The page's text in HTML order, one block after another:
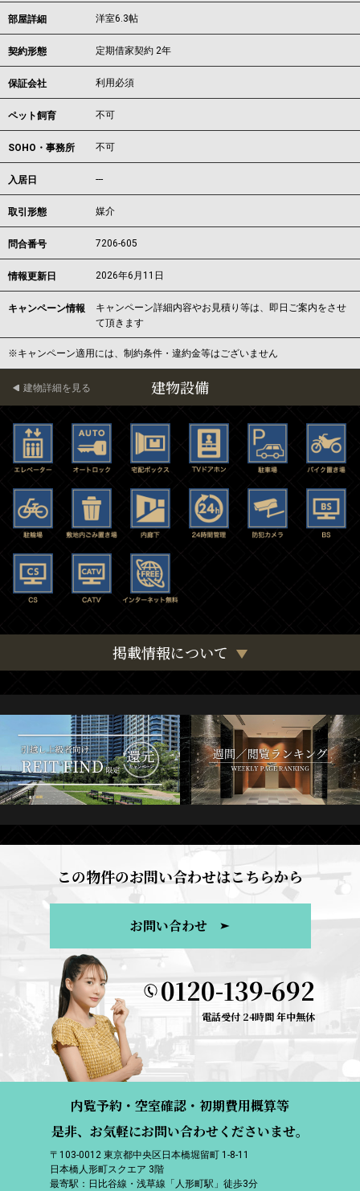
部屋詳細 洋室6.3帖
契約形態 定期借家契約 2年
保証会社 利用必須
ペット飼育 不可
SOHO・事務所 不可
入居日 ---
取引形態 媒介
問合番号 7206-605
情報更新日 2026年6月11日
キャンペーン情報
キャンペーン詳細内容やお見積り等は、即日ご案内をさせ
て頂きます
※キャンペーン適用には、制約条件・違約金等はございません
建物設備
建物詳細を見る
掲載情報について
この物件のお問い合わせはこちらから
お問い合わせ
0120-139-692
電話受付 24時間 年中無休
内覧予約・空室確認・初期費用概算等
是非、お気軽にお問い合わせくださいませ。
〒103-0012 東京都中央区日本橋堀留町 1-8-11
日本橋人形町スクエア 3階
最寄駅：日比谷線・浅草線「人形町駅」徒歩3分